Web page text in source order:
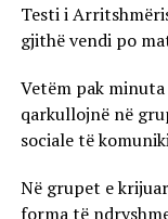
Testi i
gjithë vendi po
Vetëm pak
qarkullojnë në
sociale të
Në grupet e
forma të